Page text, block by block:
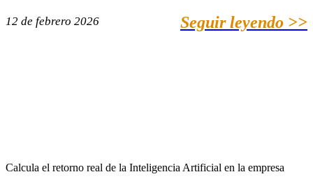
12 de febrero 2026 Seguir leyendo >>
Calcula el retorno real de la Inteligencia Artificial en la empresa